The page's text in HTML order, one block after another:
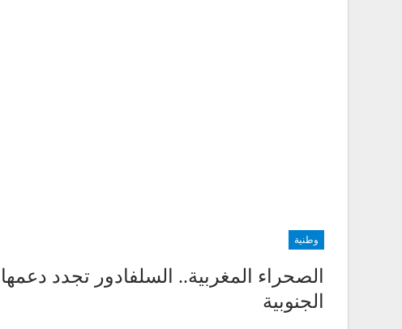
وطنية
الصحراء المغربية.. السلفادور تجدد
الجنوبية